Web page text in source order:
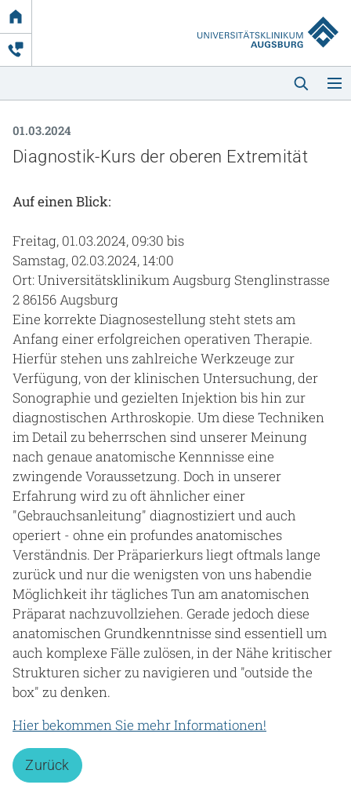
Link
zur
Startseite
Startseite
Kliniken & Einrichtungen
Patienten & Besucher
Zuweisende
Gesundheit & Medizin
Über uns
Beruf & Karriere
Notaufnahme
Anreise
01.03.2024
Diagnostik-Kurs der oberen Extremität
Auf einen Blick:
Freitag, 01.03.2024, 09:30 bis
Samstag, 02.03.2024, 14:00
Ort: Universitätsklinikum Augsburg Stenglinstrasse
2 86156 Augsburg
Eine korrekte Diagnosestellung steht stets am
Anfang einer erfolgreichen operativen Therapie.
Hierfür stehen uns zahlreiche Werkzeuge zur
Verfügung, von der klinischen Untersuchung, der
Sonographie und gezielten Injektion bis hin zur
diagnostischen Arthroskopie. Um diese Techniken
im Detail zu beherrschen sind unserer Meinung
nach genaue anatomische Kennnisse eine
zwingende Voraussetzung. Doch in unserer
Erfahrung wird zu oft ähnlicher einer
"Gebrauchsanleitung" diagnostiziert und auch
operiert - ohne ein profundes anatomisches
Verständnis. Der Präparierkurs liegt oftmals lange
zurück und nur die wenigsten von uns habendie
Möglichkeit ihr tägliches Tun am anatomischen
Präparat nachzuvollziehen. Gerade jedoch diese
anatomischen Grundkenntnisse sind essentiell um
auch komplexe Fälle zulösen, in der Nähe kritischer
Strukturen sicher zu navigieren und "outside the
box" zu denken.
Hier bekommen Sie mehr Informationen!
Zurück